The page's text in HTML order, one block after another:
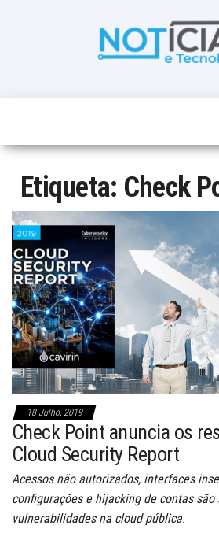
noticias
num só
Etiqueta: Check
18 Julho, 2019
Check Point anuncia os
Cloud Security Report
Acessos não autorizados, interfaces
configurações e hijacking de contas são
vulnerabilidades na cloud pública.